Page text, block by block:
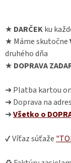
★ DARČEKku
★ Máme skutočne
druhého dňa
★ DOPRAVA
➜ Platba kartou
➜ Doprava na
➜Všetko o
✔ Víťaz súťaže